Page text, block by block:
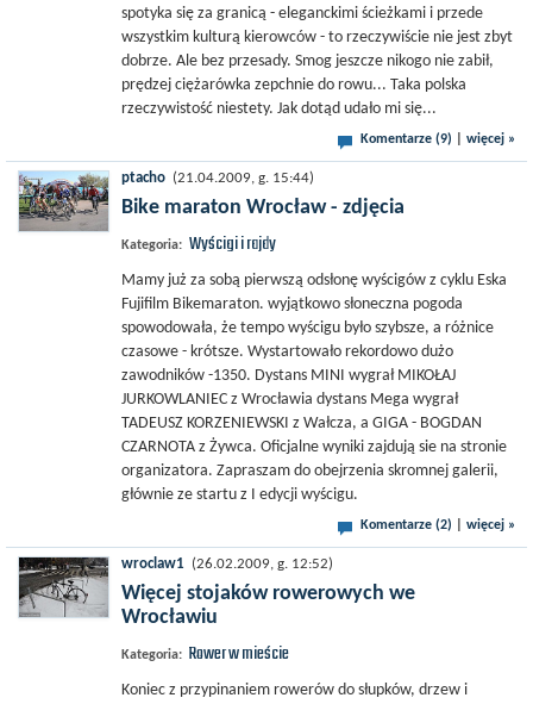
spotyka się za granicą - eleganckimi ścieżkami i przede
wszystkim kulturą kierowców - to rzeczywiście nie jest zbyt
dobrze. Ale bez przesady. Smog jeszcze nikogo nie zabił,
prędzej ciężarówka zepchnie do rowu... Taka polska
rzeczywistość niestety. Jak dotąd udało mi się...
Komentarze (9) więcej »
ptacho (21.04.2009, g. 15:44)
Bike maraton Wrocław - zdjęcia
Kategoria: Wyścigi i rajdy
Mamy już za sobą pierwszą odsłonę wyścigów z cyklu Eska
Fujifilm Bikemaraton. wyjątkowo słoneczna pogoda
spowodowała, że tempo wyścigu było szybsze, a różnice
czasowe - krótsze. Wystartowało rekordowo dużo
zawodników -1350. Dystans MINI wygrał MIKOŁAJ
JURKOWLANIEC z Wrocławia dystans Mega wygrał
TADEUSZ KORZENIEWSKI z Wałcza, a GIGA - BOGDAN
CZARNOTA z Żywca. Oficjalne wyniki zajdują sie na stronie
organizatora. Zapraszam do obejrzenia skromnej galerii,
głównie ze startu z I edycji wyścigu.
Komentarze (2) więcej »
wroclaw1 (26.02.2009, g. 12:52)
Więcej stojaków rowerowych we
Wrocławiu
Kategoria: Rower w mieście
Koniec z przypinaniem rowerów do słupków, drzew i